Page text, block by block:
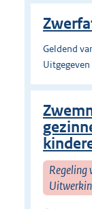
Geldend